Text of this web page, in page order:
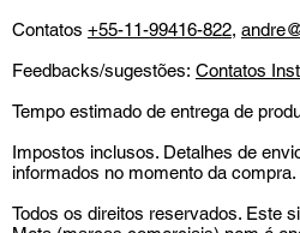
Contatos +55-11-99416-822,
Feedbacks/sugestões: Contatos
Tempo estimado de entrega de
Impostos inclusos. Detalhes de
informados no momento da compra.
Todos os direitos reservados. Este